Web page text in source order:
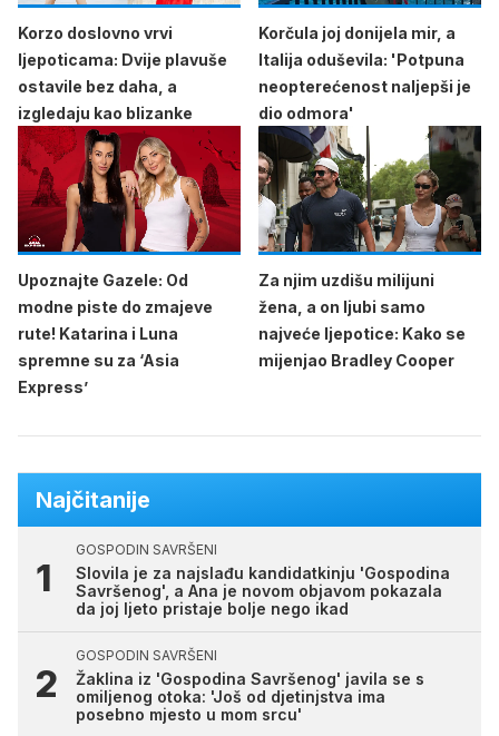
Korzo doslovno vrvi
ljepoticama: Dvije plavuše
ostavile bez daha, a
izgledaju kao blizanke
Korčula joj donijela mir, a
Italija oduševila: 'Potpuna
neopterećenost naljepši je
dio odmora'
Upoznajte Gazele: Od
modne piste do zmajeve
rute! Katarina i Luna
spremne su za ‘Asia
Express’
Za njim uzdišu milijuni
žena, a on ljubi samo
najveće ljepotice: Kako se
mijenjao Bradley Cooper
Najčitanije
GOSPODIN SAVRŠENI
Slovila je za najslađu kandidatkinju 'Gospodina
Savršenog', a Ana je novom objavom pokazala
da joj ljeto pristaje bolje nego ikad
GOSPODIN SAVRŠENI
Žaklina iz 'Gospodina Savršenog' javila se s
omiljenog otoka: 'Još od djetinjstva ima
posebno mjesto u mom srcu'